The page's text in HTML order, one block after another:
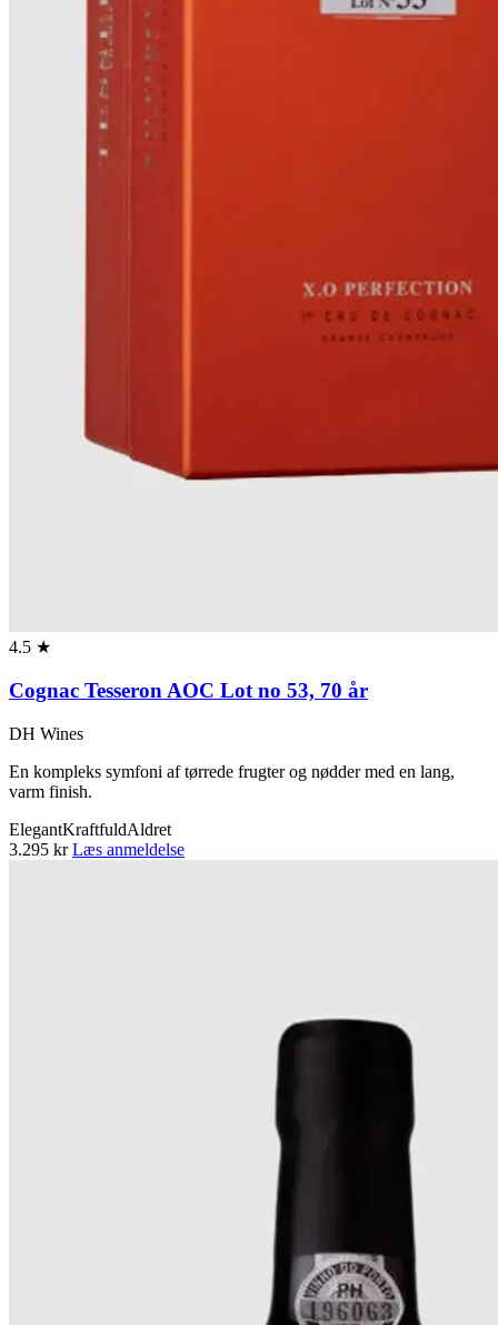
4.5 ★
Cognac Tesseron AOC Lot no 53, 70 år
DH Wines
En kompleks symfoni af tørrede frugter og nødder med en lang,
varm finish.
ElegantKraftfuldAldret
3.295 kr Læs anmeldelse